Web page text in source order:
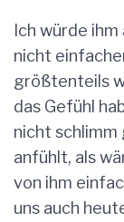
Ich würde
nicht
größtenteils
das Gefühl
nicht schlimm
anfühlt, als
von ihm
uns auch